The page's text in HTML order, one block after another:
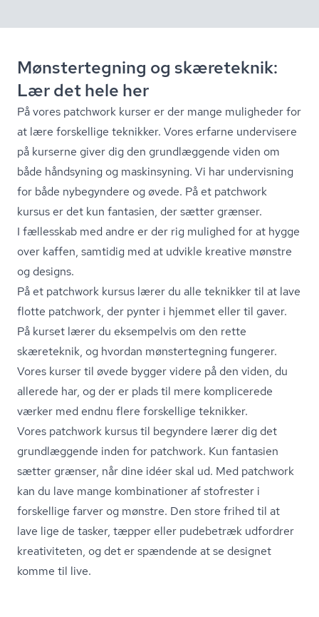
Mønstertegning og skæreteknik:
Lær det hele her
På vores patchwork kurser er der mange muligheder for
at lære forskellige teknikker. Vores erfarne undervisere
på kurserne giver dig den grundlæggende viden om
både håndsyning og maskinsyning. Vi har undervisning
for både nybegyndere og øvede. På et patchwork
kursus er det kun fantasien, der sætter grænser.
I fællesskab med andre er der rig mulighed for at hygge
over kaffen, samtidig med at udvikle kreative mønstre
og designs.
På et patchwork kursus lærer du alle teknikker til at lave
flotte patchwork, der pynter i hjemmet eller til gaver.
På kurset lærer du eksempelvis om den rette
skæreteknik, og hvordan mønstertegning fungerer.
Vores kurser til øvede bygger videre på den viden, du
allerede har, og der er plads til mere komplicerede
værker med endnu flere forskellige teknikker.
Vores patchwork kursus til begyndere lærer dig det
grundlæggende inden for patchwork. Kun fantasien
sætter grænser, når dine idéer skal ud. Med patchwork
kan du lave mange kombinationer af stofrester i
forskellige farver og mønstre. Den store frihed til at
lave lige de tasker, tæpper eller pudebetræk udfordrer
kreativiteten, og det er spændende at se designet
komme til live.